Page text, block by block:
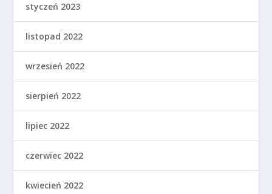
styczeń 2023
listopad 2022
wrzesień 2022
sierpień 2022
lipiec 2022
czerwiec 2022
kwiecień 2022